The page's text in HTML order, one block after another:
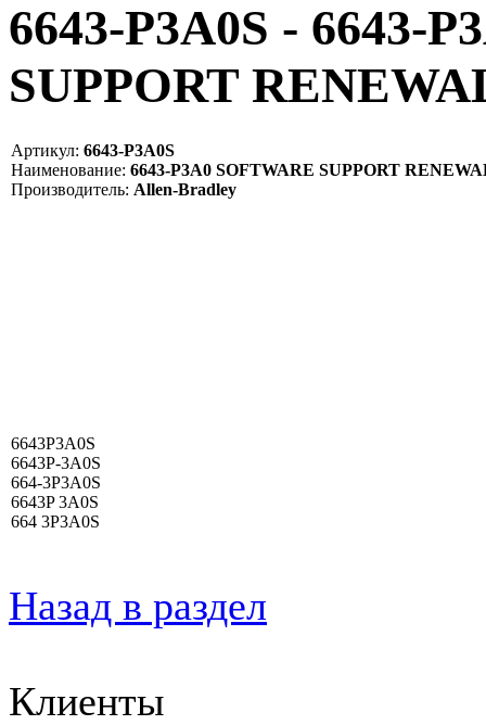
6643-P3A0S - 6643-
SUPPORT
Артикул: 6643-P3A0S
Наименование: 6643-P3A0 SOFTWARE SUPPORT
Производитель: Allen-Bradley
6643P3A0S
6643P-3A0S
664-3P3A0S
6643P 3A0S
664 3P3A0S
Назад в раздел
Клиенты